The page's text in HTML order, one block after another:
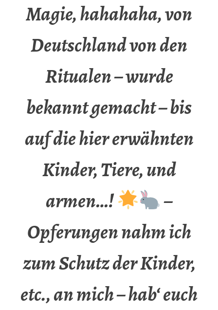
Magie, hahahaha, von
Deutschland von den
Ritualen – wurde
bekannt gemacht – bis
auf die hier erwähnten
Kinder, Tiere, und
armen…!
–
Opferungen nahm ich
zum Schutz der Kinder,
etc., an mich – hab‘ euch